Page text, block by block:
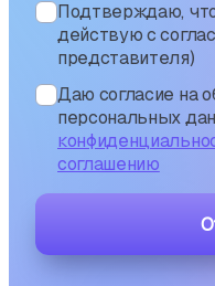
Подтверждаю,
действую с
представителя)
Даю согласие на
персональных
соглашению